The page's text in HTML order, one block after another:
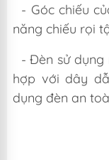
- Góc chiếu
năng chiếu rọi
- Đèn sử dụng
hợp với dây
dụng đèn an